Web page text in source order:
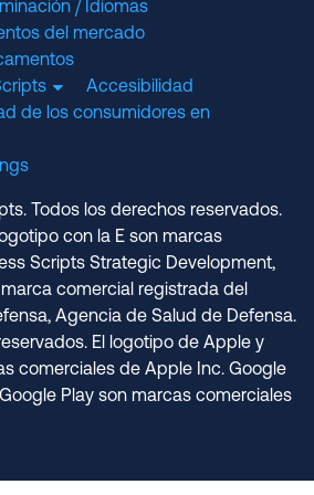
/ Idiomas
del mercado
Scripts
Accesibilidad
de los consumidores en
Todos los derechos reservados.
con la E son marcas
Scripts Strategic Development,
marca comercial registrada del
Agencia de Salud de Defensa.
El logotipo de Apple y
comerciales de Apple Inc. Google
Play son marcas comerciales